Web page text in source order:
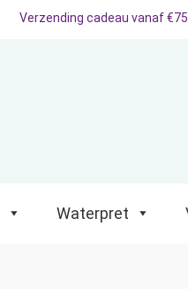
Verzending cadeau vanaf
Waterpret